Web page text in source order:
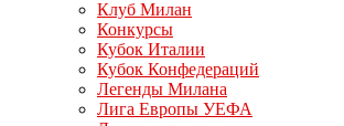
Клуб Милан
Конкурсы
Кубок Италии
Кубок Конфедераций
Легенды Милана
Лига Европы УЕФА